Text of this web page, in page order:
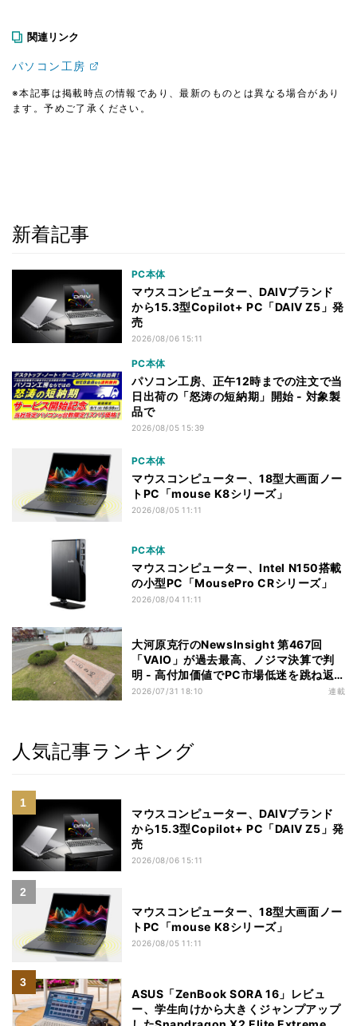
関連リンク
パソコン工房
※本記事は掲載時点の情報であり、最新のものとは異なる場合があり
ます。予めご了承ください。
新着記事
PC本体
マウスコンピューター、DAIVブランド
から15.3型Copilot+ PC「DAIV Z5」発
売
2026/08/06 15:11
PC本体
パソコン工房、正午12時までの注文で当
日出荷の「怒涛の短納期」開始 - 対象製
品で
2026/08/05 15:39
PC本体
マウスコンピューター、18型大画面ノー
トPC「mouse K8シリーズ」
2026/08/05 11:11
PC本体
マウスコンピューター、Intel N150搭載
の小型PC「MousePro CRシリーズ」
2026/08/04 11:11
大河原克行のNewsInsight 第467回
「VAIO」が過去最高、ノジマ決算で判
明 - 高付加価値でPC市場低迷を跳ね返
す
2026/07/31 18:10 連載
人気記事ランキング
マウスコンピューター、DAIVブランド
から15.3型Copilot+ PC「DAIV Z5」発
売
2026/08/06 15:11
マウスコンピューター、18型大画面ノー
トPC「mouse K8シリーズ」
2026/08/05 11:11
ASUS「ZenBook SORA 16」レビュ
ー、学生向けから大きくジャンプアップ